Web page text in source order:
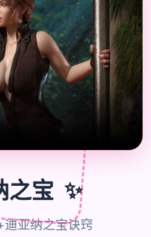
之宝 ✨
亚纳之宝诀窍